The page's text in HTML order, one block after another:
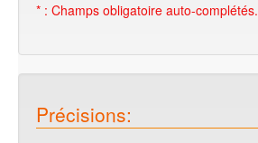
* : Champs obligatoire auto-complétés.
Précisions: